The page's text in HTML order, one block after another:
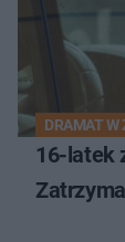
DRAMAT
16-latek